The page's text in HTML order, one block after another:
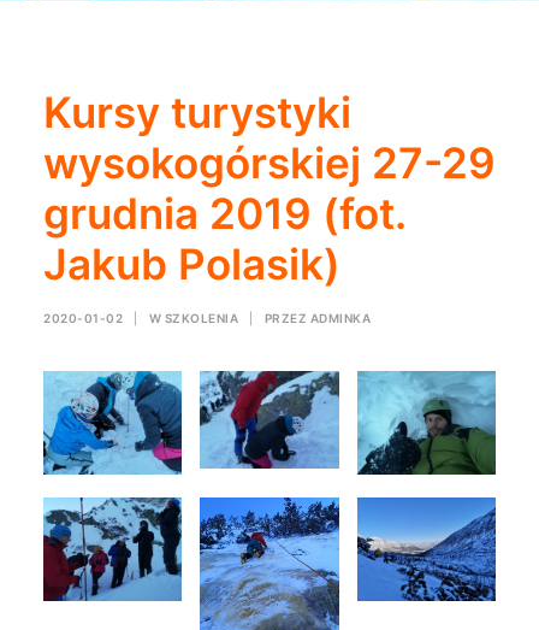
Kursy turystyki
wysokogórskiej 27-29
grudnia 2019 (fot.
Jakub Polasik)
2020-01-02 W SZKOLENIA PRZEZ ADMINKA